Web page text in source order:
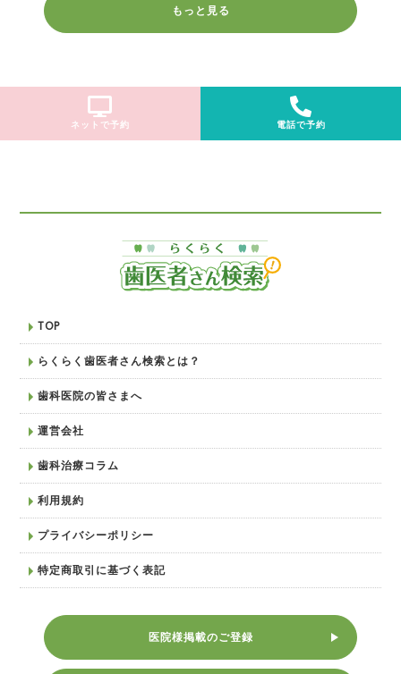
もっと見る
ネットで予約 電話で予約
TOP
らくらく歯医者さん検索とは？
歯科医院の皆さまへ
運営会社
歯科治療コラム
利用規約
プライバシーポリシー
特定商取引に基づく表記
医院様掲載のご登録